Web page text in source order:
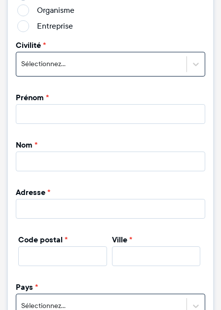
Organisme
Entreprise
Civilité*
Sélectionnez...
Prénom *
Nom *
Adresse*
Code postal * Ville *
Pays *
Sélectionnez...